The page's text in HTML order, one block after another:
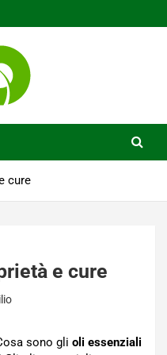
cure
e cure
sono gli oli essenziali